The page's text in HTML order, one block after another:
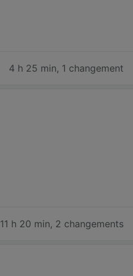
4 h 25 min, 1 changement
11 h 20 min, 2 changements